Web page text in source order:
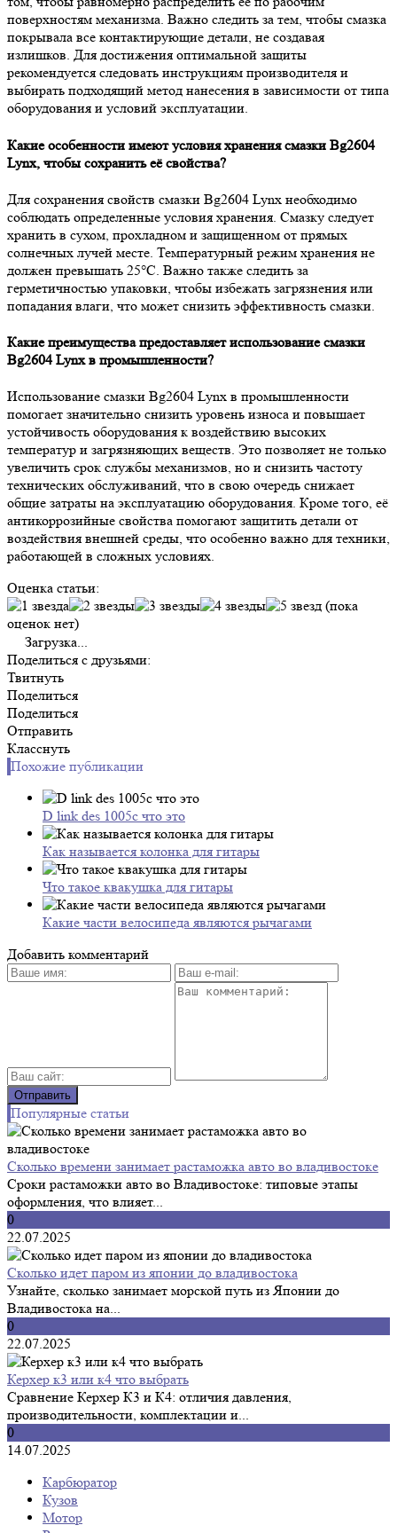
поверхностям механизма. Важно следить за тем, чтобы смазка
покрывала все контактирующие детали, не создавая
излишков. Для достижения оптимальной защиты
рекомендуется следовать инструкциям производителя и
выбирать подходящий метод нанесения в зависимости от типа
оборудования и условий эксплуатации.
Какие особенности имеют условия хранения смазки Bg2604
Lynx, чтобы сохранить её свойства?
Для сохранения свойств смазки Bg2604 Lynx необходимо
соблюдать определенные условия хранения. Смазку следует
хранить в сухом, прохладном и защищенном от прямых
солнечных лучей месте. Температурный режим хранения не
должен превышать 25°C. Важно также следить за
герметичностью упаковки, чтобы избежать загрязнения или
попадания влаги, что может снизить эффективность смазки.
Какие преимущества предоставляет использование смазки
Bg2604 Lynx в промышленности?
Использование смазки Bg2604 Lynx в промышленности
помогает значительно снизить уровень износа и повышает
устойчивость оборудования к воздействию высоких
температур и загрязняющих веществ. Это позволяет не только
увеличить срок службы механизмов, но и снизить частоту
технических обслуживаний, что в свою очередь снижает
общие затраты на эксплуатацию оборудования. Кроме того, её
антикоррозийные свойства помогают защитить детали от
воздействия внешней среды, что особенно важно для техники,
работающей в сложных условиях.
Оценка статьи:
(пока
оценок нет)
Загрузка...
Поделиться с друзьями:
Твитнуть
Поделиться
Поделиться
Отправить
Класснуть
Похожие публикации
D link des 1005c что это
Как называется колонка для гитары
Что такое квакушка для гитары
Какие части велосипеда являются рычагами
Добавить комментарий
Популярные статьи
Сколько времени занимает растаможка авто во владивостоке
Сроки растаможки авто во Владивостоке: типовые этапы
оформления, что влияет...
0
22.07.2025
Сколько идет паром из японии до владивостока
Узнайте, сколько занимает морской путь из Японии до
Владивостока на...
0
22.07.2025
Керхер к3 или к4 что выбрать
Сравнение Керхер К3 и К4: отличия давления,
производительности, комплектации и...
0
14.07.2025
Карбюратор
Кузов
Мотор